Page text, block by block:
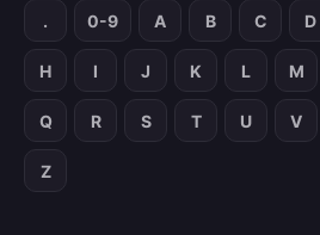
. 0-9 A B C D
H I J K L M
Q R S T U V
Z